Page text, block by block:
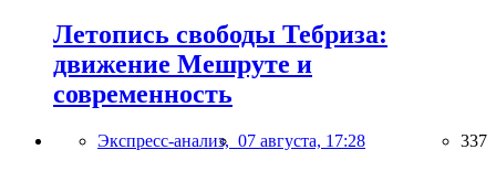
Летопись свободы Тебриза:
движение Мешруте и
современность
Экспресс-анализ, 07 августа, 17:28 337